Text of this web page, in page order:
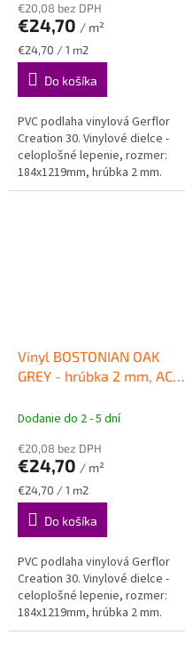
€20,08 bez DPH
€24,70 / m²
Jednotková
cena:
€24,70 / 1 m2
Do košíka
PVC podlaha vinylová Gerflor
Creation 30. Vinylové dielce -
celoplošné lepenie, rozmer:
184x1219mm, hrúbka 2 mm.
Vinyl BOSTONIAN OAK
GREY - hrúbka 2 mm, AC3,
PODLAHY Gerflor
Dodanie do 2 - 5 dní
€20,08 bez DPH
€24,70 / m²
Jednotková
cena:
€24,70 / 1 m2
Do košíka
PVC podlaha vinylová Gerflor
Creation 30. Vinylové dielce -
celoplošné lepenie, rozmer:
184x1219mm, hrúbka 2 mm.